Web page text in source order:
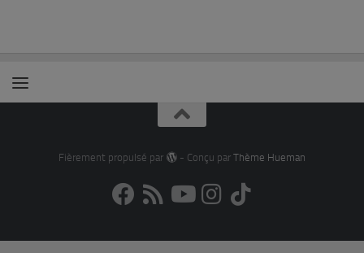
Fièrement propulsé par - Conçu par Thème Hueman